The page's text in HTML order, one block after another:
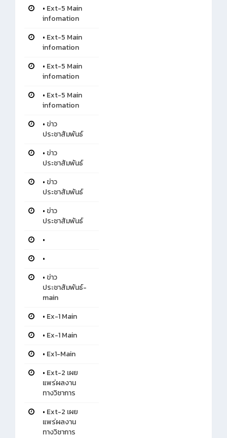
• Ext-5 Main
infomation
• Ext-5 Main
infomation
• Ext-5 Main
infomation
• Ext-5 Main
infomation
• ข่าว
ประชาสัมพันธ์
• ข่าว
ประชาสัมพันธ์
• ข่าว
ประชาสัมพันธ์
• ข่าว
ประชาสัมพันธ์
•
•
• ข่าว
ประชาสัมพันธ์-
main
• Ex-1 Main
• Ex-1 Main
• Ex1-Main
• Ext-2 เผย
แพร่ผลงาน
ทางวิชาการ
• Ext-2 เผย
แพร่ผลงาน
ทางวิชาการ